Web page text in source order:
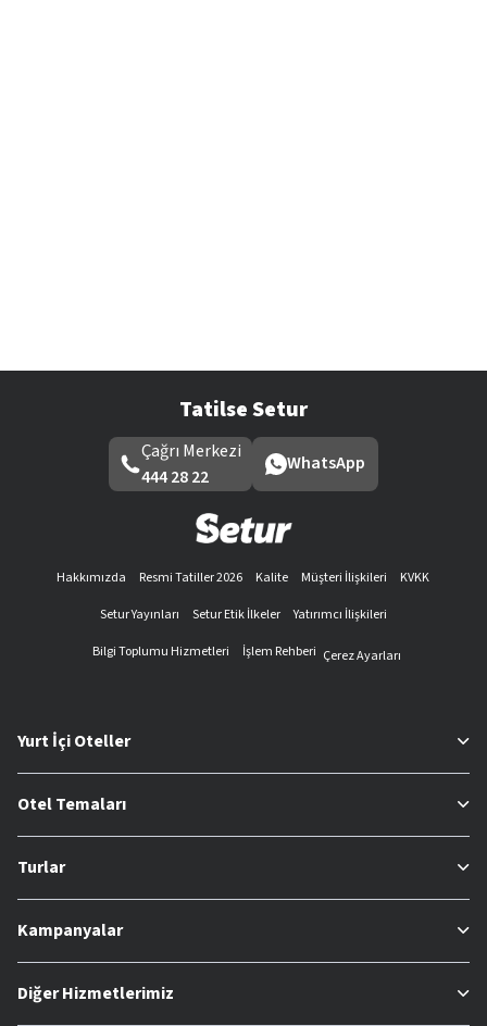
Tatilse Setur
Çağrı Merkezi
444 28 22
WhatsApp
Hakkımızda Resmi Tatiller 2026 Kalite Müşteri İlişkileri
KVKK
Setur Yayınları
Setur Etik İlkeler
Yatırımcı İlişkileri
Bilgi Toplumu Hizmetleri
İşlem Rehberi Çerez Ayarları
Yurt İçi Oteller
Otel Temaları
Turlar
Kampanyalar
Diğer Hizmetlerimiz